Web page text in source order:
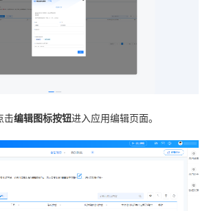
击编辑图标按钮进入应用编辑页面。